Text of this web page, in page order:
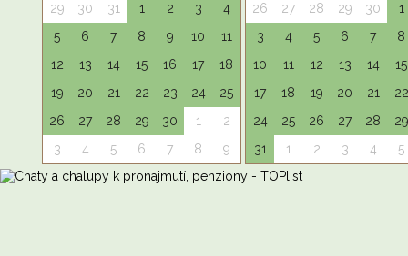
29
30 31 1 2 3
4
5
6 7 8 9 10
11
12
13 14 15 16 17
18
19
20 21 22 23 24
25
26
27 28 29 30 1
2
3
4 5 6 7 8 9
26
27 28 29 30
1
3
4 5 6 7
8
10
11 12 13 14
15
17
18 19 20 21
22
24
25 26 27 28
29
31
1 2 3 4 5